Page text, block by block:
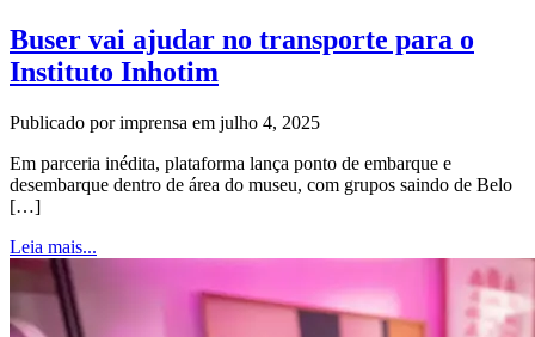
Buser vai ajudar no transporte para o
Instituto Inhotim
Publicado por imprensa em julho 4, 2025
Em parceria inédita, plataforma lança ponto de embarque e
desembarque dentro de área do museu, com grupos saindo de Belo
[…]
Leia mais...